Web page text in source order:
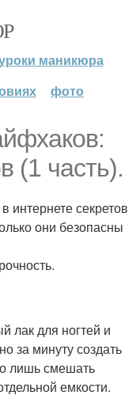
маникюра
фото
(1 часть).
секретов
они безопасны
лак для ногтей и
за минуту создать
лишь смешать
емкости.